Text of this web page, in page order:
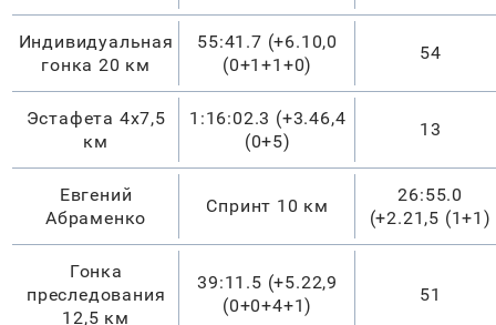
Индивидуальная
гонка 20 км
55:41.7 (+6.10,0
(0+1+1+0)
54
Эстафета 4х7,5
км
1:16:02.3 (+3.46,4
(0+5)
13
Евгений
Абраменко
Спринт 10 км
26:55.0
(+2.21,5 (1+1)
Гонка
преследования
12,5 км
39:11.5 (+5.22,9
(0+0+4+1)
51